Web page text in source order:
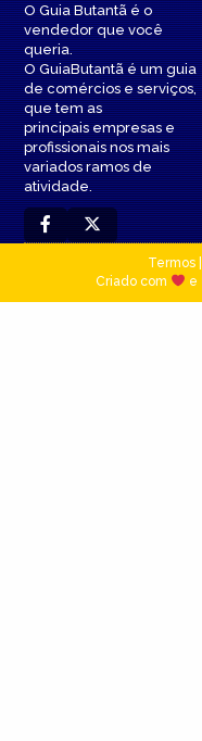
O Guia Butantã é o
vendedor que você
queria.
O GuiaButantã é um guia
de comércios e serviços,
que tem as
principais empresas e
profissionais nos mais
variados ramos de
atividade.
Termos|
Criado com
e